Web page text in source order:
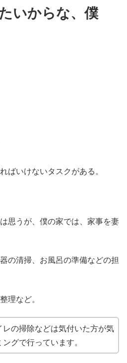
いからな、僕
ばいけないタスクがある。
思うが、僕の家では、家事を妻
の清掃、お風呂の準備などの担
理など。
レの掃除などは気付いた方が気
グで行っています。